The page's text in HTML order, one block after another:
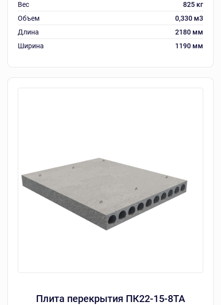
Вес
825 кг
Объем
0,330 м3
Длина
2180 мм
Ширина
1190 мм
Плита перекрытия ПК22-15-8ТА